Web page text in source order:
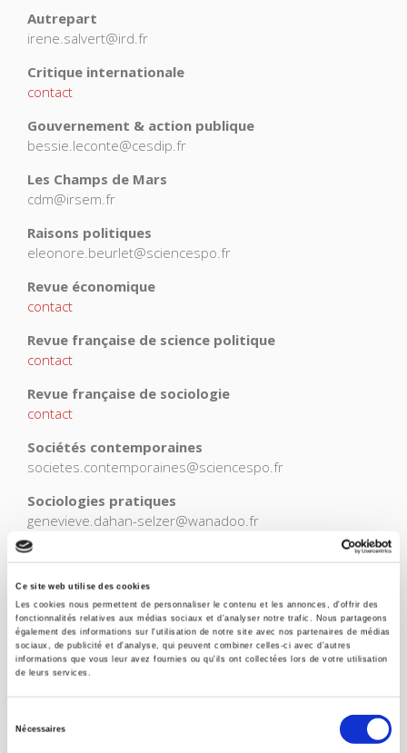
Ce site web utilise des cookies
Les cookies nous permettent de personnaliser le contenu et les annonces, d'offrir des
fonctionnalités relatives aux médias sociaux et d'analyser notre trafic. Nous partageons
également des informations sur l'utilisation de notre site avec nos partenaires de médias
sociaux, de publicité et d'analyse, qui peuvent combiner celles-ci avec d'autres
informations que vous leur avez fournies ou qu'ils ont collectées lors de votre utilisation
de leurs services.
Nécessaires
Autrepart
irene.salvert@ird.fr
Critique internationale
contact
Gouvernement & action publique
bessie.leconte@cesdip.fr
Les Champs de Mars
cdm@irsem.fr
Raisons politiques
eleonore.beurlet@sciencespo.fr
Revue économique
contact
Revue française de science politique
contact
Revue française de sociologie
contact
Sociétés contemporaines
societes.contemporaines@sciencespo.fr
Sociologies pratiques
genevieve.dahan-selzer@wanadoo.fr
Nom *
Courriel *